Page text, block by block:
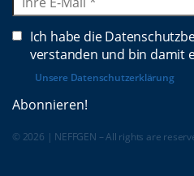
Ich habe die
verstanden und bin damit
Unsere Datenschutzerklärung
© 2026 | NEFFGEN – All rights are